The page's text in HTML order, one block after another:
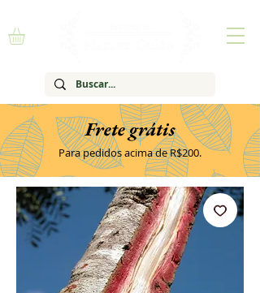
Frete grátis
Para pedidos acima de R$200.